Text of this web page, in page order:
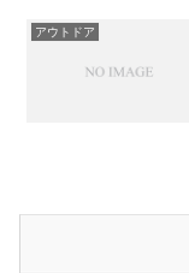
アウトドア